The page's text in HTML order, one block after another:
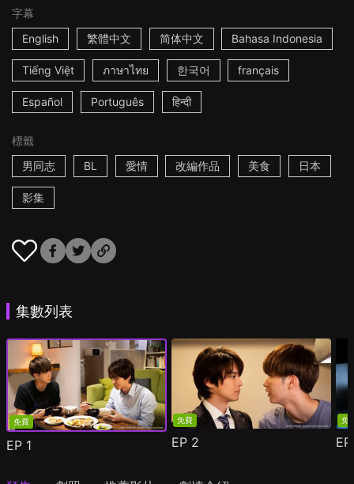
字幕
English
繁體中文 简体中文 Bahasa Indonesia
Tiếng Việt ภาษาไทย 한국어 français
Español Português हिन्दी
標籤
男同志
BL 愛情 改編作品 美食 日本
影集
集數列表
免費
EP 1
免費
EP 2
免